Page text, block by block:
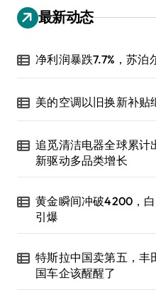
最新动态
净利润暴跌7.7%，苏泊
美的空调以旧换新补贴
追觅清洁电器全球累
新驱动多品类增长
黄金瞬间冲破4200，
引爆
特斯拉中国卖第五，
国车企该醒醒了